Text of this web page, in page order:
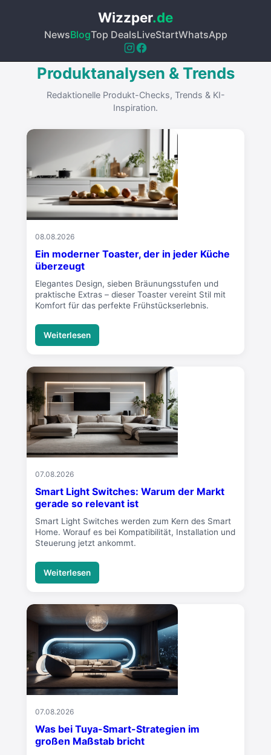
Wizzper.de
NewsBlogTop DealsLiveStartWhatsApp
Produktanalysen & Trends
Redaktionelle Produkt-Checks, Trends & KI-
Inspiration.
08.08.2026
Ein moderner Toaster, der in jeder Küche
überzeugt
Elegantes Design, sieben Bräunungsstufen und
praktische Extras – dieser Toaster vereint Stil mit
Komfort für das perfekte Frühstückserlebnis.
Weiterlesen
07.08.2026
Smart Light Switches: Warum der Markt
gerade so relevant ist
Smart Light Switches werden zum Kern des Smart
Home. Worauf es bei Kompatibilität, Installation und
Steuerung jetzt ankommt.
Weiterlesen
07.08.2026
Was bei Tuya-Smart-Strategien im
großen Maßstab bricht